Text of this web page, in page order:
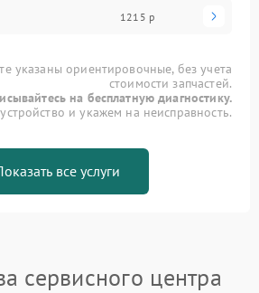
1215 р
указаны ориентировочные, без учета
стоимости запчастей.
на бесплатную диагностику.
и укажем на неисправность.
все услуги
сервисного центра